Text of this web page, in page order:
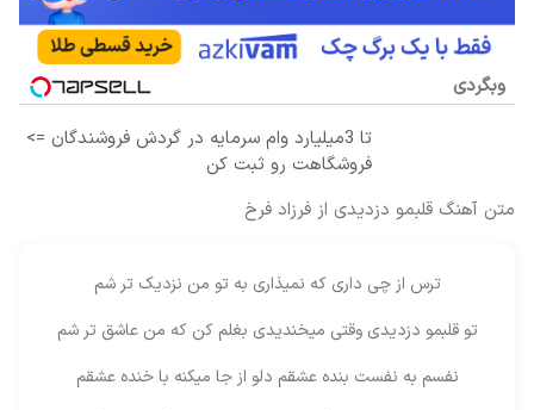
وبگردی
تا 3میلیارد وام سرمایه در گردش فروشندگان =>
فروشگاهت رو ثبت کن
متن آهنگ قلبمو دزدیدی از فرزاد فرخ
ترس از چی داری که نمیذاری به تو من نزدیک تر شم
تو قلبمو دزدیدی وقتی میخندیدی بغلم کن که من عاشق تر شم
نفسم به نفست بنده عشقم دلو از جا میکنه با خنده عشقم